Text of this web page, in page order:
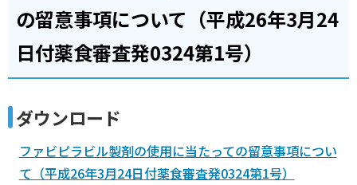
の留意事項について（平成26年3月24
日付薬食審査発0324第1号）
ダウンロード
ファビピラビル製剤の使用に当たっての留意事項につい
て（平成26年3月24日付薬食審査発0324第1号）